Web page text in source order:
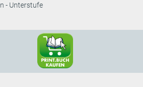
- Unterstufe